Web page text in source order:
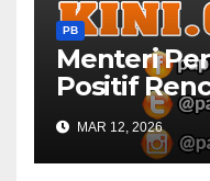
PB
Menteri
Positif
Sawah dan
Barat
MAR 12, 2026